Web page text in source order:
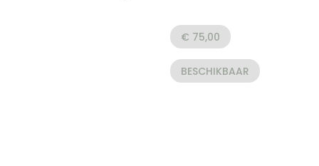
€ 75,00
BESCHIKBAAR